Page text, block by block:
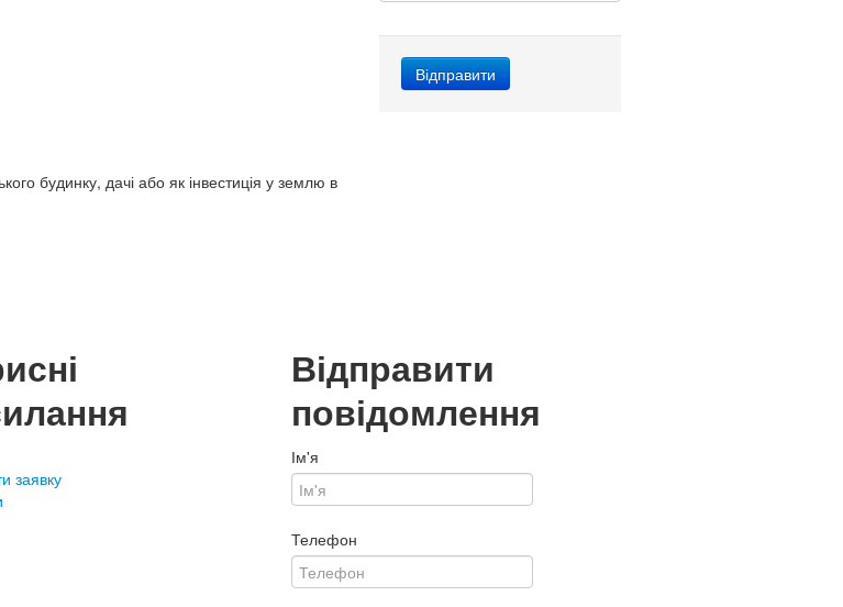
будинку, дачі або як інвестиція у землю в
заявку
Відправити
повідомлення
Ім'я
Телефон